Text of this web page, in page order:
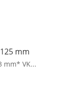
mm
mm* VK...